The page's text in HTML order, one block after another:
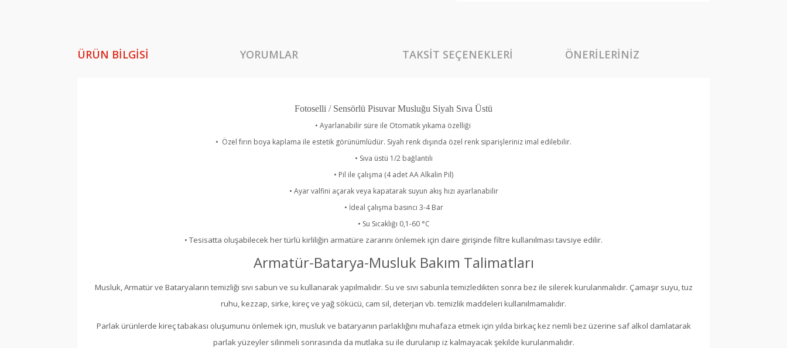
ÜRÜN BILGISI YORUMLAR TAKSIT SEÇENEKLERI ÖNERILERINIZ
Fotoselli / Sensörlü Pisuvar Musluğu Siyah Sıva Üstü
• Ayarlanabilir süre ile Otomatik yıkama özelliği
• Özel fırın boya kaplama ile estetik görünümlüdür. Siyah renk dışında özel renk siparişleriniz imal edilebilir.
• Sıva üstü 1/2 bağlantılı
• Pil ile çalışma (4 adet AA Alkalin Pil)
• Ayar valfini açarak veya kapatarak suyun akış hızı ayarlanabilir
• İdeal çalışma basıncı 3-4 Bar
• Su Sıcaklığı 0,1-60 °C
• Tesisatta oluşabilecek her türlü kirliliğin armatüre zararını önlemek için daire girişinde filtre kullanılması tavsiye edilir.
Armatür-Batarya-Musluk Bakım Talimatları
Musluk, Armatür ve Bataryaların temizliği sıvı sabun ve su kullanarak yapılmalıdır. Su ve sıvı sabunla temizledikten sonra bez ile silerek kurulanmalıdır. Çamaşır suyu, tuz
ruhu, kezzap, sirke, kireç ve yağ sökücü, cam sil, deterjan vb. temizlik maddeleri kullanılmamalıdır.
Parlak ürünlerde kireç tabakası oluşumunu önlemek için, musluk ve bataryanın parlaklığını muhafaza etmek için yılda birkaç kez nemli bez üzerine saf alkol damlatarak
parlak yüzeyler silinmeli sonrasında da mutlaka su ile durulanıp iz kalmayacak şekilde kurulanmalıdır.